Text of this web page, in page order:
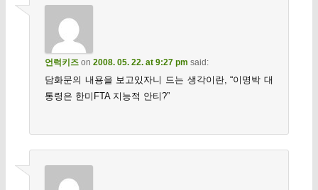
언럭키즈on 2008. 05. 22. at 9:27 pm said:
담화문의 내용을 보고있자니 드는 생각이란, “이명박 대
통령은 한미FTA 지능적 안티?”